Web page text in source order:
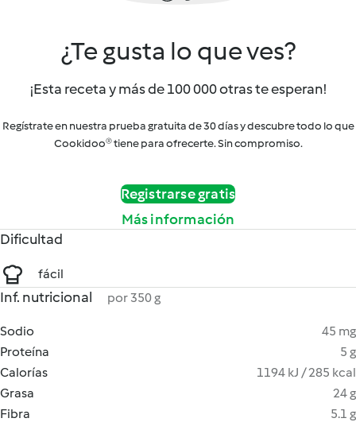
¿Te gusta lo que ves?
¡Esta receta y más de 100 000 otras te esperan!
Regístrate en nuestra prueba gratuita de 30 días y descubre todo lo que
Cookidoo® tiene para ofrecerte. Sin compromiso.
Registrarse gratis
Más información
Dificultad
fácil
Inf. nutricional por 350 g
Sodio
45 mg
Proteína
5 g
Calorías
1194 kJ / 285 kcal
Grasa
24 g
Fibra
5.1 g